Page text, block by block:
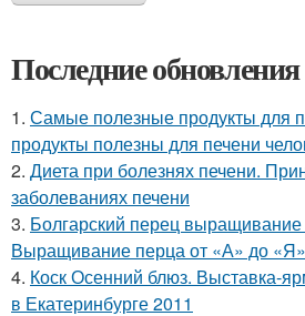
Последние обновления
1. Самые полезные продукты для
продукты полезны для печени
2. Диета при болезнях печени.
заболеваниях печени
3. Болгарский перец выращивание
Выращивание перца от «А» до «Я»
4. Коск Осенний блюз. Выставка-
в Екатеринбурге 2011